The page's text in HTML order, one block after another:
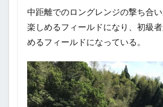
中距離でのロングレンジの撃ち合
楽しめるフィールドになり、初級
めるフィールドになっている。